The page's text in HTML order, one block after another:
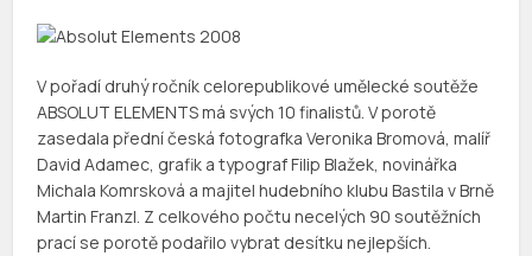
V pořadí druhý ročník celorepublikové umělecké soutěže
ABSOLUT ELEMENTS má svých 10 finalistů. V porotě
zasedala přední česká fotografka Veronika Bromová, malíř
David Adamec, grafik a typograf Filip Blažek, novinářka
Michala Komrsková a majitel hudebního klubu Bastila v Brně
Martin Franzl. Z celkového počtu necelých 90 soutěžních
prací se porotě podařilo vybrat desítku nejlepších.